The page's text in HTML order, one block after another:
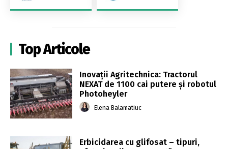
Top Articole
Inovații Agritechnica: Tractorul
NEXAT de 1100 cai putere și robotul
Photoheyler
Elena Balamatiuc
Erbicidarea cu glifosat – tipuri,